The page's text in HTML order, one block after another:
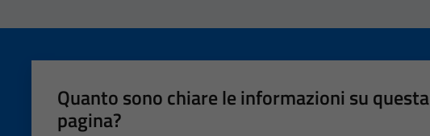
Quanto sono chiare le informazioni su questa
pagina?